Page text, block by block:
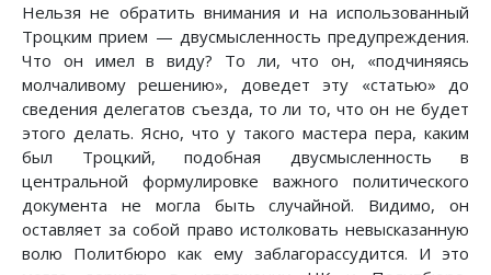
Нельзя не обратить внимания и на использованный
Троцким прием — двусмысленность предупреждения.
Что он имел в виду? То ли, что он, «подчиняясь
молчаливому решению», доведет эту «статью» до
сведения делегатов съезда, то ли то, что он не будет
этого делать. Ясно, что у такого мастера пера, каким
был Троцкий, подобная двусмысленность в
центральной формулировке важного политического
документа не могла быть случайной. Видимо, он
оставляет за собой право истолковать невысказанную
волю Политбюро как ему заблагорассудится. И это